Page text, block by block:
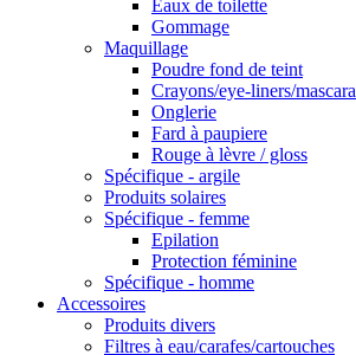
Eaux de toilette
Gommage
Maquillage
Poudre fond de teint
Crayons/eye-liners/mascara
Onglerie
Fard à paupiere
Rouge à lèvre / gloss
Spécifique - argile
Produits solaires
Spécifique - femme
Epilation
Protection féminine
Spécifique - homme
Accessoires
Produits divers
Filtres à eau/carafes/cartouches